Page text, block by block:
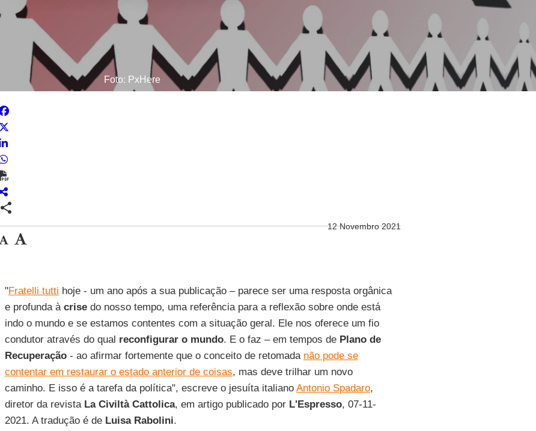
Foto: PxHere
share
12 Novembro 2021
"Fratelli tutti hoje - um ano após a sua publicação – parece ser uma resposta orgânica
e profunda à crisedo nosso tempo, uma referência para a reflexão sobre onde está
indo o mundo e se estamos contentes com a situação geral. Ele nos oferece um fio
condutor através do qual reconfigurar o mundo. E o faz – em tempos de Plano de
Recuperação- ao afirmar fortemente que o conceito de retomada não pode se
contentar em restaurar o estado anterior de coisas, mas deve trilhar um novo
caminho. E isso é a tarefa da política", escreve o jesuíta italiano Antonio Spadaro,
diretor da revista La Civiltà Cattolica, em artigo publicado por L'Espresso, 07-11-
2021. A tradução é de Luisa Rabolini.